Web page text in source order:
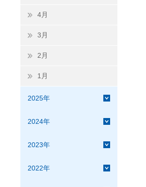
4月
3月
2月
1月
2025年
2024年
2023年
2022年